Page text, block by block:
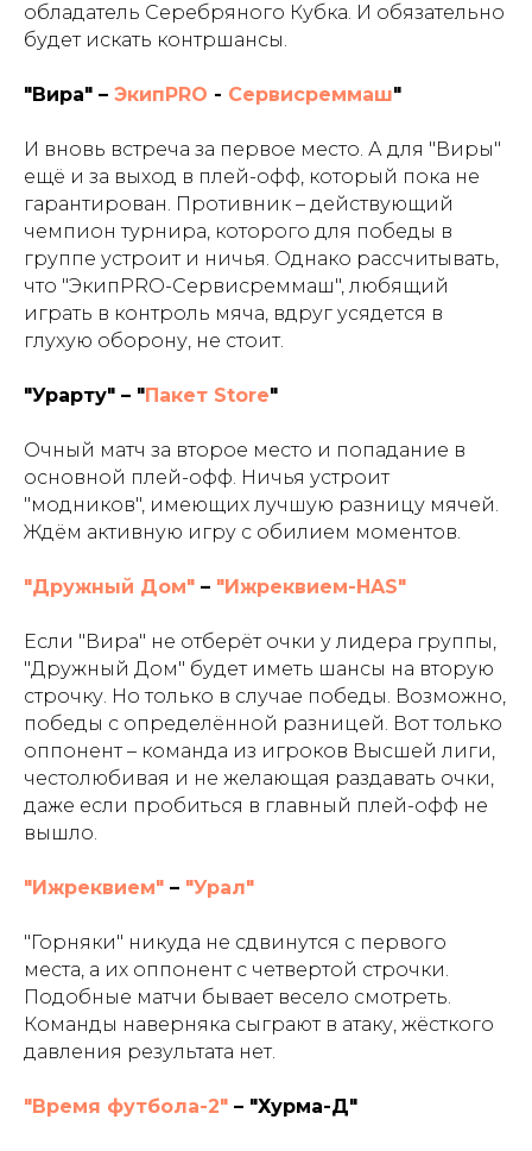
обладатель Серебряного Кубка. И обязательно
будет искать контршансы.
"Вира" – ЭкипPRO - Сервисреммаш"
И вновь встреча за первое место. А для "Виры"
ещё и за выход в плей-офф, который пока не
гарантирован. Противник – действующий
чемпион турнира, которого для победы в
группе устроит и ничья. Однако рассчитывать,
что "ЭкипPRO-Сервисреммаш", любящий
играть в контроль мяча, вдруг усядется в
глухую оборону, не стоит.
"Урарту" – "Пакет Store"
Очный матч за второе место и попадание в
основной плей-офф. Ничья устроит
"модников", имеющих лучшую разницу мячей.
Ждём активную игру с обилием моментов.
"Дружный Дом" – "Ижреквием-HAS"
Если "Вира" не отберёт очки у лидера группы,
"Дружный Дом" будет иметь шансы на вторую
строчку. Но только в случае победы. Возможно,
победы с определённой разницей. Вот только
оппонент – команда из игроков Высшей лиги,
честолюбивая и не желающая раздавать очки,
даже если пробиться в главный плей-офф не
вышло.
"Ижреквием" – "Урал"
"Горняки" никуда не сдвинутся с первого
места, а их оппонент с четвертой строчки.
Подобные матчи бывает весело смотреть.
Команды наверняка сыграют в атаку, жёсткого
давления результата нет.
"Время футбола-2" – "Хурма-Д"